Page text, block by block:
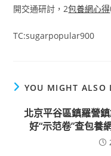
開交通研討，2包養網心得
TC:sugarpopular900
YOU MIGHT ALSO
北京平谷區鎮羅營
好“示范卷”查包養